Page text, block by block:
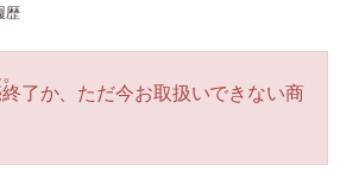
歴
了か、ただ今お取扱いできない商